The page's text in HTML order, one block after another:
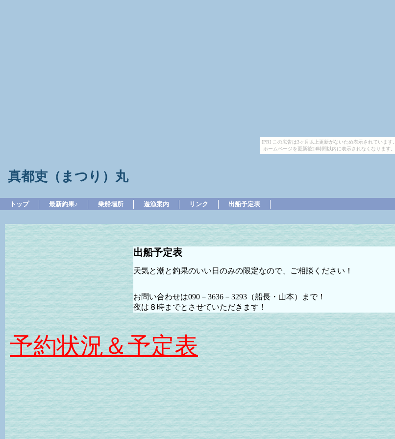
[PR] この広告は3ヶ月以上更新がないため表示されています。
ホームページを更新後24時間以内に表示されなくなります。
真都吏（まつり）丸
トップ 最新釣果♪ 乗船場所 遊漁案内 リンク 出船予定表
出船予定表
天気と潮と釣果のいい日のみの限定なので、ご相談ください！
お問い合わせは090－3636－3293（船長・山本）まで！
夜は８時までとさせていただきます！
予約状況＆予定表